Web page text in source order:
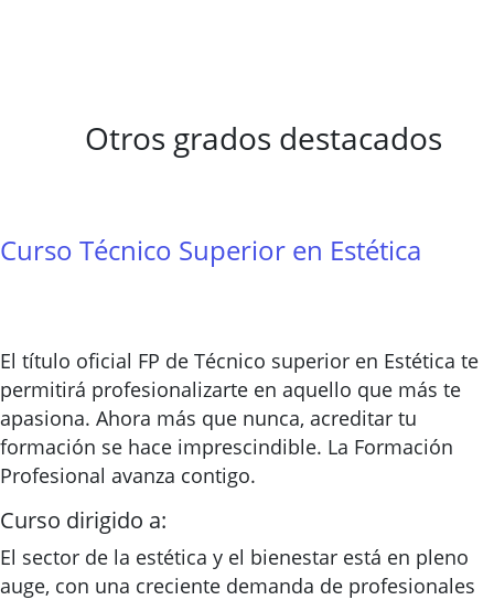
Otros grados destacados
Curso Técnico Superior en Estética
El título oficial FP de Técnico superior en Estética te
permitirá profesionalizarte en aquello que más te
apasiona. Ahora más que nunca, acreditar tu
formación se hace imprescindible. La Formación
Profesional avanza contigo.
Curso dirigido a:
El sector de la estética y el bienestar está en pleno
auge, con una creciente demanda de profesionales